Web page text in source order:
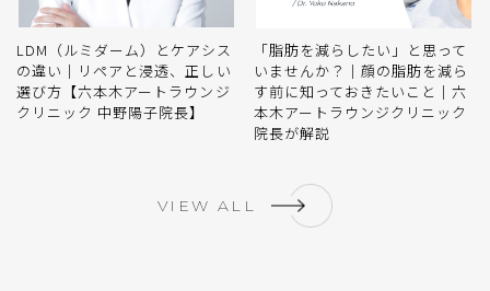
LDM（ルミダーム）とケアシス
の違い｜リペアと浸透、正しい
選び方【六本木アートラウンジ
クリニック 中野陽子院長】
「脂肪を減らしたい」と思って
いませんか？｜顔の脂肪を減ら
す前に知っておきたいこと｜六
本木アートラウンジクリニック
院長が解説
VIEW ALL